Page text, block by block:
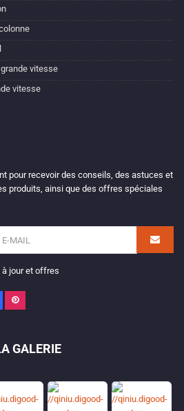
vitesse
vitesse
pour recevoir des conseils, des astuces et
produits, ainsi que des offres spéciales
jour et offres
GALERIE